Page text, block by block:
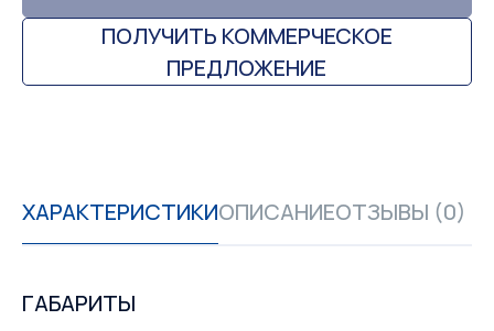
ПОЛУЧИТЬ КОММЕРЧЕСКОЕ
ПРЕДЛОЖЕНИЕ
ХАРАКТЕРИСТИКИОПИСАНИЕОТЗЫВЫ (0)
ГАБАРИТЫ